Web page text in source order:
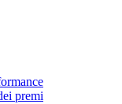
premi